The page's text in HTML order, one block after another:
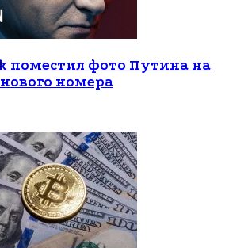
поместил фото Путина на
номера